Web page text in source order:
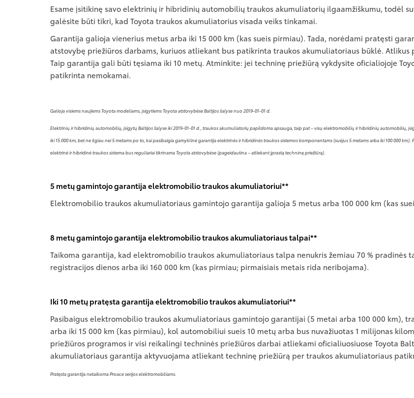
Esame įsitikinę savo elektrinių ir hibridinių automobilių traukos akumuliatorių ilgaamžiškumu, todėl
galėsite būti tikri, kad Toyota traukos akumuliatorius visada veiks tinkamai.
Garantija galioja vienerius metus arba iki 15 000 km (kas sueis pirmiau). Tada, norėdami pratęsti
atstovybę priežiūros darbams, kuriuos atliekant bus patikrinta traukos akumuliatoriaus būklė.
Taip garantija gali būti tęsiama iki 10 metų. Atminkite: jei techninę priežiūrą vykdysite oficialiojoje
patikrinta nemokamai.
Galioja visiems naujiems Toyota modeliams, įsigytiems Toyota atstovybėse Baltijos šalyse nuo 2019-01-01 d.
Elektrinių ir hibridinių automobilių, įsigytų Baltijos šalyse iki 2019-01-01 d., traukos akumuliatorių papildoma apsauga, taip pat – visų elektromobilių ir hibridinių automobilių,
iki 15 000 km, bet ne ilgiau nei 5 metams po to, kai pasibaigia gamyklinė garantija elektrinės ir hibridinės traukos sistemos komponentams (suėjus 5 metams arba iki 100 000
elektrinė ir hibridinė traukos sistema bus reguliariai tikrinama Toyota atstovybėse (pageidautina – atliekant įprastą techninę priežiūrą).
5 metų gamintojo garantija elektromobilio traukos akumuliatoriui**
Elektromobilio traukos akumuliatoriaus gamintojo garantija galioja 5 metus arba 100 000 km (kas
8 metų gamintojo garantija elektromobilio traukos akumuliatoriaus talpai**
Taikoma garantija, kad elektromobilio traukos akumuliatoriaus talpa nenukris žemiau 70 % pradinės
registracijos dienos arba iki 160 000 km (kas pirmiau; pirmaisiais metais rida neribojama).
Iki 10 metų pratęsta garantija elektromobilio traukos akumuliatoriui**
Pasibaigus elektromobilio traukos akumuliatoriaus gamintojo garantijai (5 metai arba 100 000 km),
arba iki 15 000 km (kas pirmiau), kol automobiliui sueis 10 metų arba bus nuvažiuotas 1 milijonas
priežiūros programos ir visi reikalingi techninės priežiūros darbai atliekami oficialiuosiuose Toyota
akumuliatoriaus garantija aktyvuojama atliekant techninę priežiūrą per traukos akumuliatoriaus
Pratęsta garantija netaikoma Proace serijos elektromobiliams.